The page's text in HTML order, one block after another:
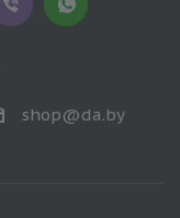
shop@da.by